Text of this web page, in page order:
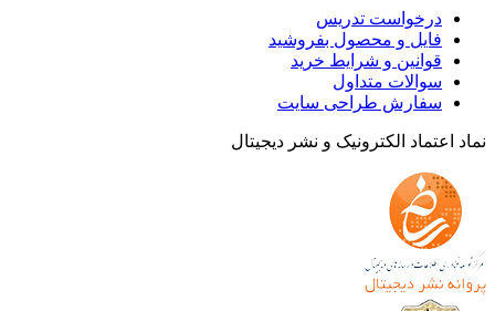
درخواست تدریس
فایل و محصول بفروشید
قوانین و شرایط خرید
سوالات متداول
سفارش طراحی سایت
اعتماد الکترونیک و نشر دیجیتال